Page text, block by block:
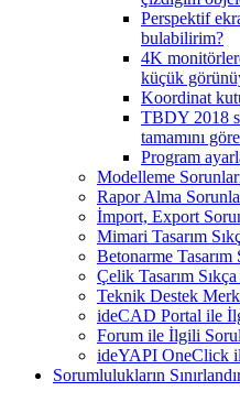
Perspektif
bulabilirim?
4K
küçük
Koordinat
TBDY 2018
tamamını
Program
Modelleme
Rapor Alma
İmport, Export
Mimari Tasarım
Betonarme
Çelik Tasarım
Teknik Destek
ideCAD Portal ile
Forum ile İlgili
ideYAPI OneClick
Sorumlulukların